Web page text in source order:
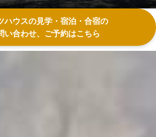
ハウスの見学・宿泊・合宿の
い合わせ、ご予約はこちら